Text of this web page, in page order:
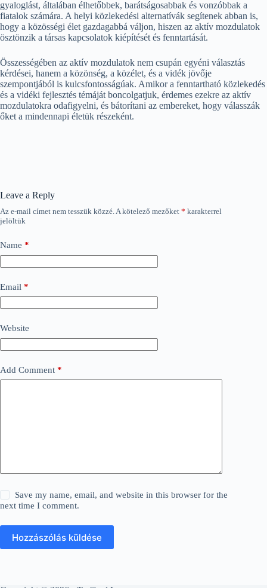
gyaloglást, általában élhetőbbek, barátságosabbak és vonzóbbak a
fiatalok számára. A helyi közlekedési alternatívák segítenek abban is,
hogy a közösségi élet gazdagabbá váljon, hiszen az aktív mozdulatok
ösztönzik a társas kapcsolatok kiépítését és fenntartását.
Összességében az aktív mozdulatok nem csupán egyéni választás
kérdései, hanem a közönség, a közélet, és a vidék jövője
szempontjából is kulcsfontosságúak. Amikor a fenntartható közlekedés
és a vidéki fejlesztés témáját boncolgatjuk, érdemes ezekre az aktív
mozdulatokra odafigyelni, és bátorítani az embereket, hogy válasszák
őket a mindennapi életük részeként.
Leave a Reply
Az e-mail címet nem tesszük közzé.A kötelező mezőket * karakterrel
jelöltük
Name *
Email *
Website
Add Comment *
Save my name, email, and website in this browser for the
next time I comment.
Hozzászólás küldése